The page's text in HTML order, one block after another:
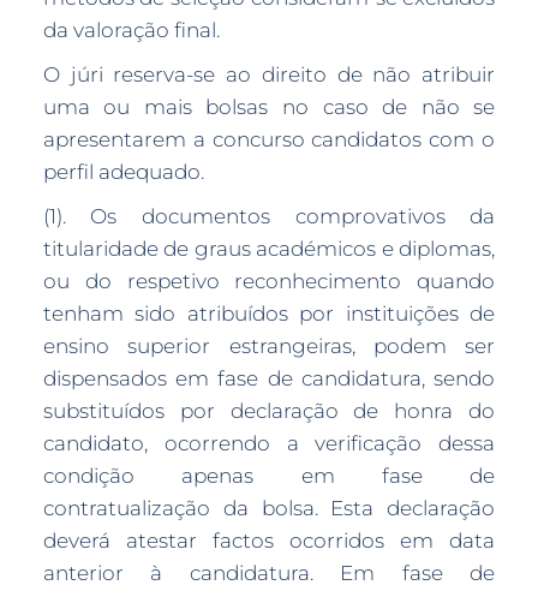
da valoração final.
O júri reserva-se ao direito de não atribuir
uma ou mais bolsas no caso de não se
apresentarem a concurso candidatos com o
perfil adequado.
(1). Os documentos comprovativos da
titularidade de graus académicos e diplomas,
ou do respetivo reconhecimento quando
tenham sido atribuídos por instituições de
ensino superior estrangeiras, podem ser
dispensados em fase de candidatura, sendo
substituídos por declaração de honra do
candidato, ocorrendo a verificação dessa
condição apenas em fase de
contratualização da bolsa. Esta declaração
deverá atestar factos ocorridos em data
anterior à candidatura. Em fase de